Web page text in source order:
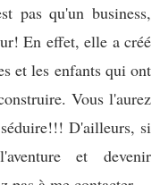
pas qu'un business,
En effet, elle a créé
et les enfants qui ont
Vous l'aurez
D'ailleurs, si
et devenir